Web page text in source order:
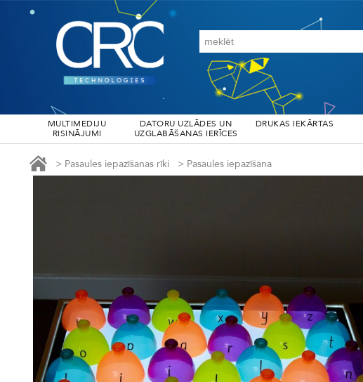
MULTIMEDIJU
RISINĀJUMI
DATORU UZLĀDES UN
UZGLABĀŠANAS IERĪCES
DRUKAS IEKĀRTAS
> Pasaules iepazīšanas rīki > Pasaules iepazīšana